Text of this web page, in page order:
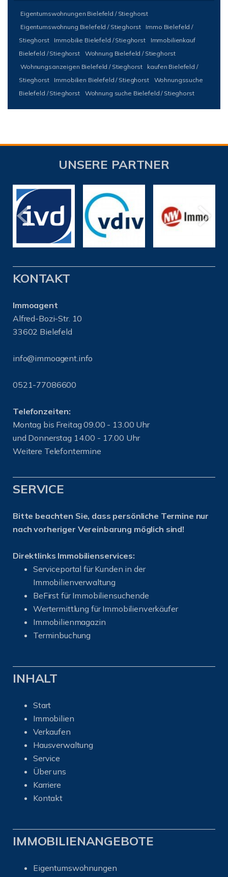
Eigentumswohnungen Bielefeld / Stieghorst
Eigentumswohnung Bielefeld / Stieghorst
Immo Bielefeld /
Stieghorst
Immobilie Bielefeld / Stieghorst
Immobilienkauf
Bielefeld / Stieghorst
Wohnung Bielefeld / Stieghorst
Wohnungsanzeigen Bielefeld / Stieghorst
kaufen Bielefeld /
Stieghorst
Immobilien Bielefeld / Stieghorst
Wohnungssuche
Bielefeld / Stieghorst
Wohnung suche Bielefeld / Stieghorst
UNSERE PARTNER
KONTAKT
Immoagent
Alfred-Bozi-Str. 10
33602 Bielefeld
info@immoagent.info
0521-77086600
Telefonzeiten:
Montag bis Freitag 09.00 - 13.00 Uhr
und Donnerstag 14.00 - 17.00 Uhr
Weitere Telefontermine
SERVICE
Bitte beachten Sie, dass persönliche Termine nur
nach vorheriger Vereinbarung möglich sind!
Direktlinks Immobilienservices:
Serviceportal für Kunden in der
Immobilienverwaltung
BeFirst für Immobiliensuchende
Wertermittlung für Immobilienverkäufer
Immobilienmagazin
Terminbuchung
INHALT
Start
Immobilien
Verkaufen
Hausverwaltung
Service
Über uns
Karriere
Kontakt
IMMOBILIENANGEBOTE
Eigentumswohnungen